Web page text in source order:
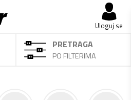
Uloguj se
PRETRAGA
PO FILTERIMA